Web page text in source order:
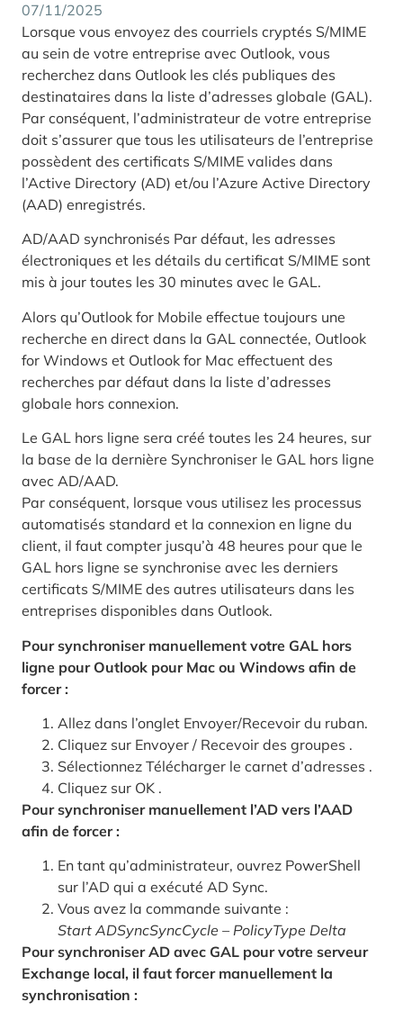
07/11/2025
Lorsque vous envoyez des courriels cryptés S/MIME
au sein de votre entreprise avec Outlook, vous
recherchez dans Outlook les clés publiques des
destinataires dans la liste d’adresses globale (GAL).
Par conséquent, l’administrateur de votre entreprise
doit s’assurer que tous les utilisateurs de l’entreprise
possèdent des certificats S/MIME valides dans
l’Active Directory (AD) et/ou l’Azure Active Directory
(AAD) enregistrés.
AD/AAD synchronisés Par défaut, les adresses
électroniques et les détails du certificat S/MIME sont
mis à jour toutes les 30 minutes avec le GAL.
Alors qu’Outlook for Mobile effectue toujours une
recherche en direct dans la GAL connectée, Outlook
for Windows et Outlook for Mac effectuent des
recherches par défaut dans la liste d’adresses
globale hors connexion.
Le GAL hors ligne sera créé toutes les 24 heures, sur
la base de la dernière Synchroniser le GAL hors ligne
avec AD/AAD.
Par conséquent, lorsque vous utilisez les processus
automatisés standard et la connexion en ligne du
client, il faut compter jusqu’à 48 heures pour que le
GAL hors ligne se synchronise avec les derniers
certificats S/MIME des autres utilisateurs dans les
entreprises disponibles dans Outlook.
Pour synchroniser manuellement votre GAL hors
ligne pour Outlook pour Mac ou Windows afin de
forcer :
Allez dans l’onglet Envoyer/Recevoir du ruban.
Cliquez sur Envoyer / Recevoir des groupes .
Sélectionnez Télécharger le carnet d’adresses .
Cliquez sur OK .
Pour synchroniser manuellement l’AD vers l’AAD
afin de forcer :
En tant qu’administrateur, ouvrez PowerShell
sur l’AD qui a exécuté AD Sync.
Vous avez la commande suivante :
Start ADSyncSyncCycle – PolicyType Delta
Pour synchroniser AD avec GAL pour votre serveur
Exchange local, il faut forcer manuellement la
synchronisation :